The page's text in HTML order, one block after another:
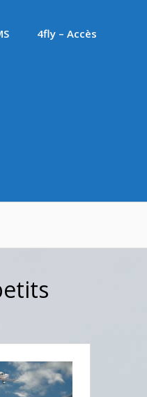
4fly – Accès